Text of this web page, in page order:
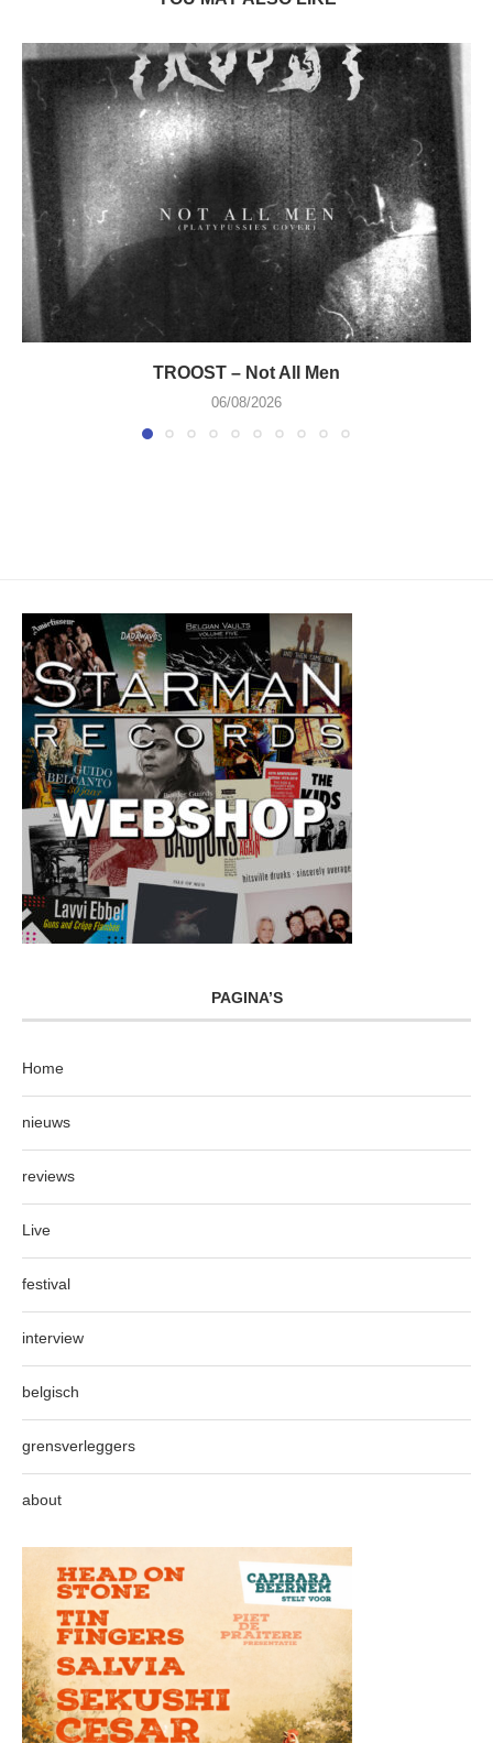
TROOST – Not All Men
06/08/2026
PAGINA’S
Home
nieuws
reviews
Live
festival
interview
belgisch
grensverleggers
about